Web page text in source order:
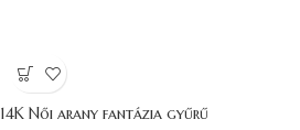
14K Női arany fantázia gyűrű